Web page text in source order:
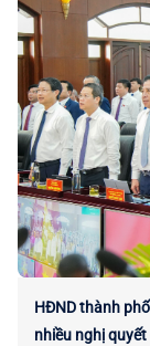
HĐND thành
nhiều nghị